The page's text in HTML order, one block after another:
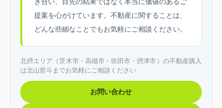
提案を心がけています。不動産に関することは、
どんな些細なことでもお気軽にご相談ください。
北摂エリア（茨木市・高槻市・吹田市・摂津市）の不動産購入
は北山哲斗までお気軽にご相談ください
お問い合わせ